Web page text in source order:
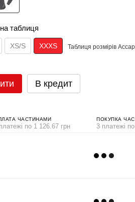
таблиця
XS/S XXXS Таблиця розмірів
В кредит
ЧАСТИНАМИ
по 1 126.67 грн
ПОКУПКА
3 платежі